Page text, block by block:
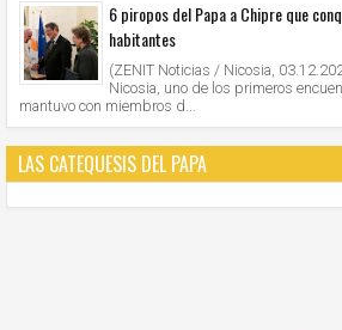
6 piropos del Papa a Chipre que
habitantes
(ZENIT Noticias / Nicosia,
Nicosia, uno de los primeros
mantuvo con miembros d...
LAS CATEQUESIS DEL PAPA